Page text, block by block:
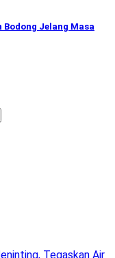
Bodong Jelang Masa
Tegaskan Air